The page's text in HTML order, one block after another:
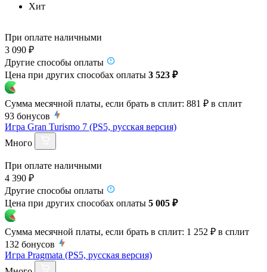
Хит
При оплате наличными
3 090 ₽
Другие способы оплаты
Цена при других способах оплаты 3 523 ₽
Сумма месячной платы, если брать в сплит: 881 ₽ в сплит
93 бонусов
Игра Gran Turismo 7 (PS5, русская версия)
Много
При оплате наличными
4 390 ₽
Другие способы оплаты
Цена при других способах оплаты 5 005 ₽
Сумма месячной платы, если брать в сплит: 1 252 ₽ в сплит
132 бонусов
Игра Pragmata (PS5, русская версия)